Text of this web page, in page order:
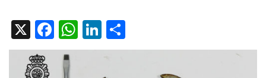
X Facebook
WhatsApp
LinkedIn